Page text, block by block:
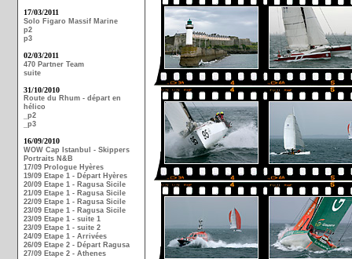
17/03/2011
Solo Figaro Massif Marine
p2
p3
02/03/2011
470 Partner Team
suite
31/10/2010
Route du Rhum - départ en
hélico
_p2
_p3
16/09/2010
WOW Cap Istanbul - Skippers
Portraits N&B
17/09 Prologue Hyères
19/09 Etape 1 - Départ Hyères
20/09 Etape 1 - Ragusa Sicile
21/09 Etape 1 - Ragusa Sicile
22/09 Etape 1 - Ragusa Sicile
23/09 Etape 1 - Ragusa Sicile
23/09 Etape 1 - suite 1
23/09 Etape 1 - suite 2
24/09 Etape 1 - Arrivées
26/09 Etape 2 - Départ Ragusa
27/09 Etape 2 - Athenes